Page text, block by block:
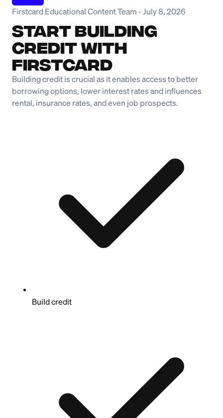
Firstcard Educational Content Team -July 8, 2026
Start Building
Credit with
Firstcard
Building credit is crucial as it enables access to better
borrowing options, lower interest rates and influences
rental, insurance rates, and even job prospects.
Build credit